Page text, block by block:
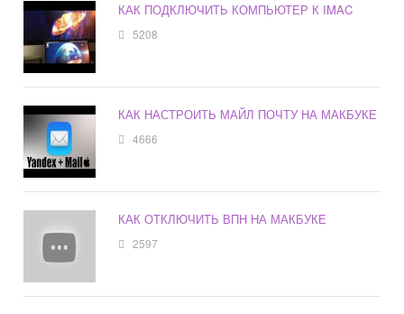
КАК ПОДКЛЮЧИТЬ КОМПЬЮТЕР К IMAC
5208
КАК НАСТРОИТЬ МАЙЛ ПОЧТУ НА МАКБУКЕ
4666
КАК ОТКЛЮЧИТЬ ВПН НА МАКБУКЕ
2597